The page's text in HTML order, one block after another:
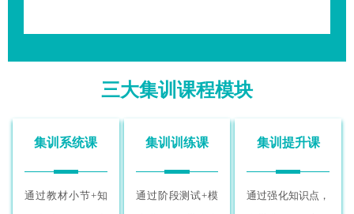
三大集训课程模块
集训系统课
通过教材小节+知
集训训练课
通过阶段测试+模
集训提升课
通过强化知识点，